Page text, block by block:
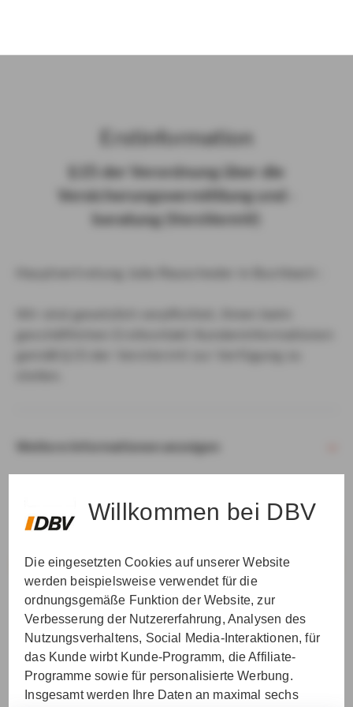
Willkommen bei DBV
Die eingesetzten Cookies auf unserer Website
werden beispielsweise verwendet für die
ordnungsgemäße Funktion der Website, zur
Verbesserung der Nutzererfahrung, Analysen des
Nutzungsverhaltens, Social Media-Interaktionen, für
das Kunde wirbt Kunde-Programm, die Affiliate-
Programme sowie für personalisierte Werbung.
Insgesamt werden Ihre Daten an maximal sechs
Erst­in­for­ma­ti­on
§ 15 der Ver­ord­nung über die
Ver­si­che­rungs­ver­mitt­lung und -​
beratung (Vers­VermV)
Weitere Informationen anzeigen
VER­STAN­DEN & WEI­TER